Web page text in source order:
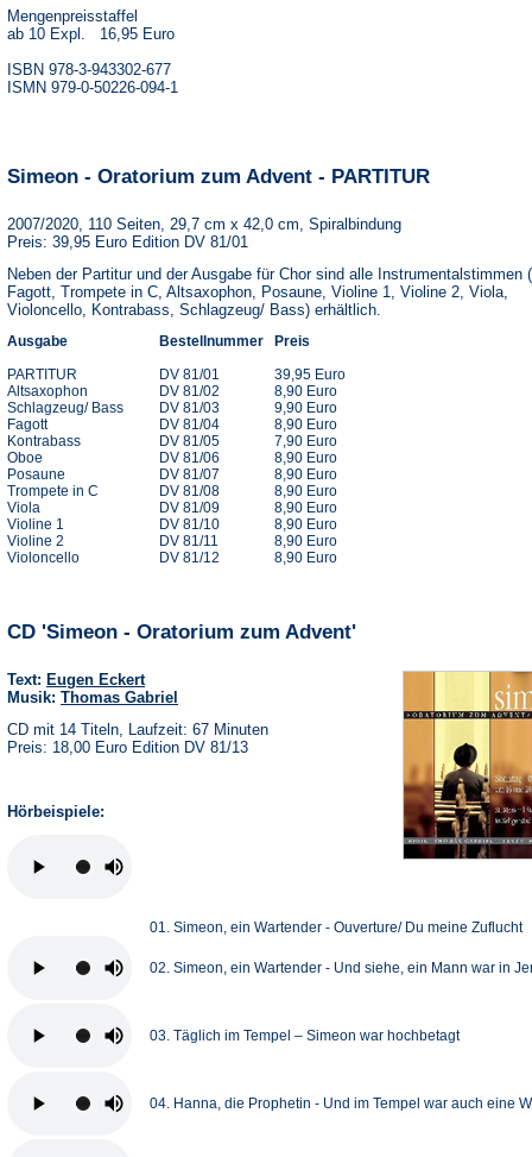
Mengenpreisstaffel
ab 10 Expl. 16,95 Euro
ISBN 978-3-943302-677
ISMN 979-0-50226-094-1
Simeon - Oratorium zum Advent - PARTITUR
2007/2020, 110 Seiten, 29,7 cm x 42,0 cm, Spiralbindung
Preis: 39,95 Euro Edition DV 81/01
Neben der Partitur und der Ausgabe für Chor sind alle Instrumentalstimmen
Fagott, Trompete in C, Altsaxophon, Posaune, Violine 1, Violine 2, Viola,
Violoncello, Kontrabass, Schlagzeug/ Bass) erhältlich.
Ausgabe
PARTITUR
Altsaxophon
Schlagzeug/ Bass
Fagott
Kontrabass
Oboe
Posaune
Trompete in C
Viola
Violine 1
Violine 2
Violoncello
Bestellnummer
DV 81/01
DV 81/02
DV 81/03
DV 81/04
DV 81/05
DV 81/06
DV 81/07
DV 81/08
DV 81/09
DV 81/10
DV 81/11
DV 81/12
Preis
39,95 Euro
8,90 Euro
9,90 Euro
8,90 Euro
7,90 Euro
8,90 Euro
8,90 Euro
8,90 Euro
8,90 Euro
8,90 Euro
8,90 Euro
8,90 Euro
CD 'Simeon - Oratorium zum Advent'
Text: Eugen Eckert
Musik: Thomas Gabriel
CD mit 14 Titeln, Laufzeit: 67 Minuten
Preis: 18,00 Euro Edition DV 81/13
Hörbeispiele:
01. Simeon, ein Wartender - Ouverture/ Du meine Zuflucht
02. Simeon, ein Wartender - Und siehe, ein Mann war in
03. Täglich im Tempel – Simeon war hochbetagt
04. Hanna, die Prophetin - Und im Tempel war auch eine